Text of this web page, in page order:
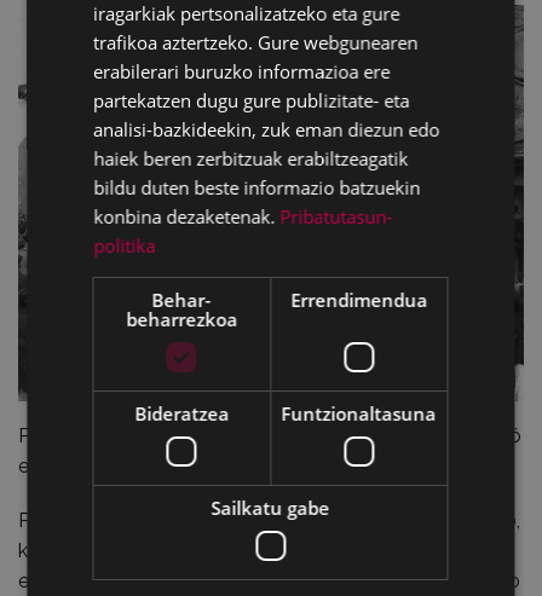
Proiektua Debegesak bideratu du eta egileak Jordi Padró
eta Aritz Arrizabalaga izan dira (Stoa etxekoak).
Proiektu honen helburu nagusia hezkuntzaren alorrerako,
kultura aisialdirako eta oroimenaren inguruko turismo-
eskaintza antolatzea da, udalerrian, 1931 eta 1945 arteko
iragarkiak pertsonalizatzeko eta gure
trafikoa aztertzeko. Gure webgunearen
erabilerari buruzko informazioa ere
partekatzen dugu gure publizitate- eta
analisi-bazkideekin, zuk eman diezun edo
haiek beren zerbitzuak erabiltzeagatik
bildu duten beste informazio batzuekin
konbina dezaketenak. Pribatutasun-
politika
Behar-
beharrezkoa
Errendimendua
Bideratzea Funtzionaltasuna
Sailkatu gabe